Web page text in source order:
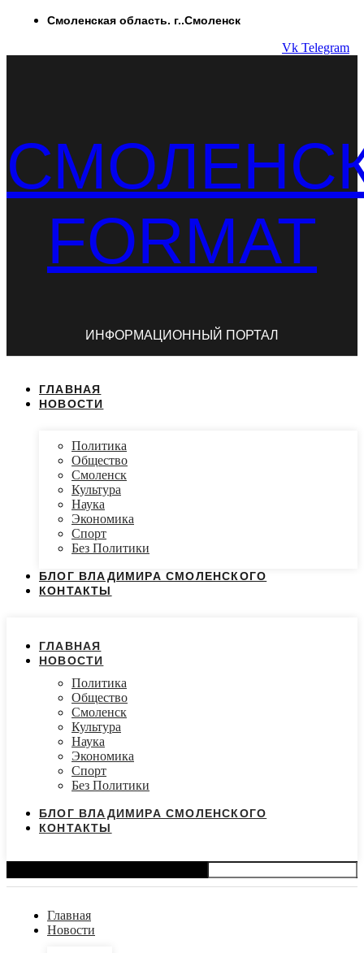
ПерейтиСмоленская область. г..Смоленск
Vk Telegram
FORMAT
ИНФОРМАЦИОННЫЙ ПОРТАЛ
ГЛАВНАЯ
НОВОСТИ
Политика
Общество
Смоленск
Культура
Наука
Экономика
Спорт
Без Политики
БЛОГ ВЛАДИМИРА СМОЛЕНСКОГО
КОНТАКТЫ
ГЛАВНАЯ
НОВОСТИ
Политика
Общество
Смоленск
Культура
Наука
Экономика
Спорт
Без Политики
БЛОГ ВЛАДИМИРА СМОЛЕНСКОГО
КОНТАКТЫ
Главная
Новости